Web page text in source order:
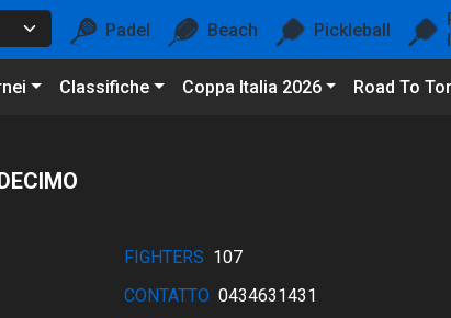
Padel Beach Pickleball
Classifiche Coppa Italia 2026 Road To
FIGHTERS 107
CONTATTO 0434631431